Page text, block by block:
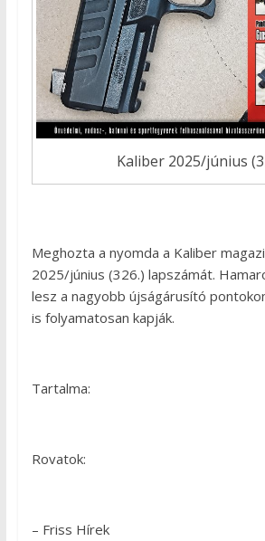
Kaliber 2025/június
Meghozta a nyomda a Kaliber
2025/június (326.) lapszámát.
lesz a nagyobb újságárusító
is folyamatosan kapják.
Tartalma:
Rovatok:
– Friss Hírek